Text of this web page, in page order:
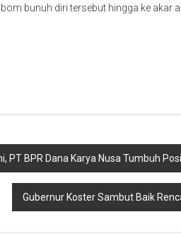
bunuh diri tersebut hingga ke akar
PT BPR Dana Karya Nusa Tumbuh
Gubernur Koster Sambut Baik